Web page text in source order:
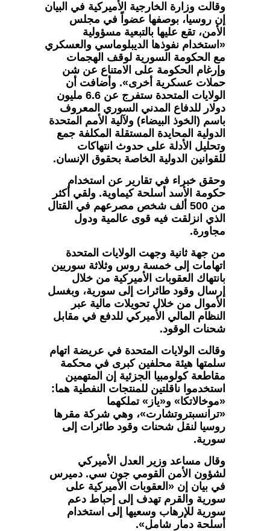
وقالت وزارة الخارجية الأميركية في البيان
إن روسيا، بوصفها عضواً في مجلس
الأمن، تقع عليها بالتبعية مسؤولية
«استخدام نفوذها الديبلوماسي والعسكري
مع الحكومة السورية لوقف الهجمات
وإرغام الحكومة على الامتناع عن شن
حملات عسكرية أخرى». وأضافت أن
الولايات المتحدة ستفرج عن 6.6 مليون
دولار للدفاع المدني السوري المعروف
باسم (الخوذ البيضاء) ولآلية الأمم المتحدة
الدولية المحايدة المستقلة المكلفة جمع
وتحليل الأدلة على حدوث انتهاكات
للقوانين الدولية الخاصة بحقوق الإنسان.
وحقق خبراء في تقارير عن استخدام
حكومة الأسد أسلحة كيماوية. ولقي أكثر
من 500 ألف شخص مصرعهم في القتال
الذي انزلقت فيه قوى عالمية ودول
مجاورة.
من جهة ثانية وجهت الولايات المتحدة
اتهامات إلى خمسة روس وثلاثة سوريين
بانتهاك العقوبات الأميركية من خلال
إرسال وقود طائرات إلى سورية، وبغسل
الأموال من خلال تحويلات مالية عبر
النظام المالي الأميركي للدفع في مقابل
شحنات الوقود.
وقالت الولايات المتحدة في عريضة اتهام
سلمتها هيئة محلفين كبرى في محكمة
مقاطعة كولومبيا الجزئية إن المتهمين
استخدموا ناقلتين للمنتجات النفطية هما:
«موخالاتكا» و«ياز» تملكهما
«ترانسبتروتشارت»، وهي شركة مقرها
روسيا لنقل شحنات وقود طائرات إلى
سورية.
وقال مساعد وزير العدل الأميركي
لشؤون الأمن القومي جون سي. دميرس
في بيان إن «العقوبات الأميركية على
سورية والقرم تهدف إلى إحباط دعم
سورية للإرهاب وسعيها إلى استخدام
أسلحة دمار شامل».